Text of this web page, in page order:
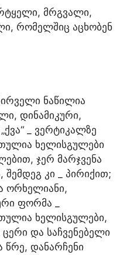
მრგვალი,
რომელშიც აცხობენ
ნაწილია
დინამიკური,
_ ვერტიკალზე
ხელისგულები
ჯერ მარჯვენა
შემდეგ კი _ პირიქით;
ორხელიანი,
ფორმა _
ხელისგულები,
და საჩვენებელი
წრე, დანარჩენი